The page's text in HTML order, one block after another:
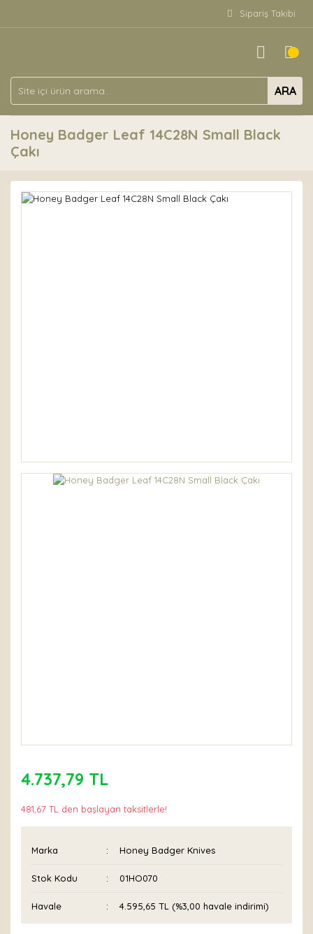
Sipariş Takibi
ARA
Honey Badger Leaf 14C28N Small Black
Çakı
4.737,79 TL
481,67 TL den başlayan taksitlerle!
Marka Honey Badger Knives
Stok Kodu 01HO070
Havale 4.595,65 TL (%3,00 havale indirimi)